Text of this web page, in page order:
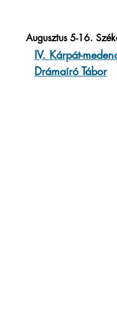
Augusztus 5-16.
IV. Kárpát-
Drámaíró Tábor